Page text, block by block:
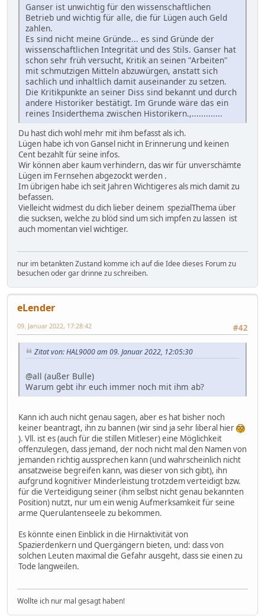
Ganser ist unwichtig für den wissenschaftlichen
Betrieb und wichtig für alle, die für Lügen auch Geld
zahlen.
Es sind nicht meine Gründe... es sind Gründe der
wissenschaftlichen Integrität und des Stils. Ganser hat
schon sehr früh versucht, Kritik an seinen "Arbeiten"
mit schmutzigen Mitteln abzuwürgen, anstatt sich
sachlich und inhaltlich damit auseinander zu setzen.
Die Kritikpunkte an seiner Diss sind bekannt und durch
andere Historiker bestätigt. Im Grunde wäre das ein
reines Insiderthema zwischen Historikern.,.............
Du hast dich wohl mehr mit ihm befasst als ich.
Lügen habe ich von Gansel nicht in Erinnerung und keinen
Cent bezahlt für seine infos.
Wir können aber kaum verhindern, das wir für unverschämte
Lügen im Fernsehen abgezockt werden .
Im übrigen habe ich seit Jahren Wichtigeres als mich damit zu
befassen.
Vielleicht widmest du dich lieber deinem spezialThema über
die sucksen, welche zu blöd sind um sich impfen zu lassen ist
auch momentan viel wichtiger.
nur im betankten Zustand komme ich auf die Idee dieses Forum zu
besuchen oder gar drinne zu schreiben.
eLender
#42
09. Januar 2022, 17:28:42
Zitat von: HAL9000 am 09. Januar 2022, 12:05:30
@all (außer Bulle)
Warum gebt ihr euch immer noch mit ihm ab?
Kann ich auch nicht genau sagen, aber es hat bisher noch
keiner beantragt, ihn zu bannen (wir sind ja sehr liberal hier
). Vll. ist es (auch für die stillen Mitleser) eine Möglichkeit
offenzulegen, dass jemand, der noch nicht mal den Namen von
jemanden richtig aussprechen kann (und wahrscheinlich nicht
ansatzweise begreifen kann, was dieser von sich gibt), ihn
aufgrund kognitiver Minderleistung trotzdem verteidigt bzw.
für die Verteidigung seiner (ihm selbst nicht genau bekannten
Position) nutzt, nur um ein wenig Aufmerksamkeit für seine
arme Querulantenseele zu bekommen.
Es könnte einen Einblick in die Hirnaktivität von
Spazierdenkern und Quergängern bieten, und: dass von
solchen Leuten maximal die Gefahr ausgeht, dass sie einen zu
Tode langweilen.
Wollte ich nur mal gesagt haben!